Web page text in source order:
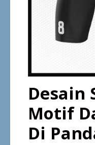
Desain
Motif
Di